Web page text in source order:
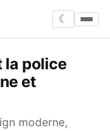
☾
la police
et
moderne,